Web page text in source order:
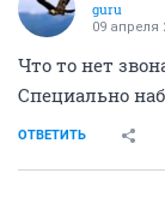
guru
09 апреля
Что то нет
Специально
ОТВЕТИТЬ